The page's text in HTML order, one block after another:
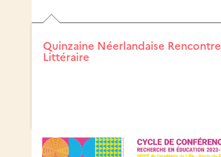
Quinzaine Néerlandaise Rencontre
Littéraire